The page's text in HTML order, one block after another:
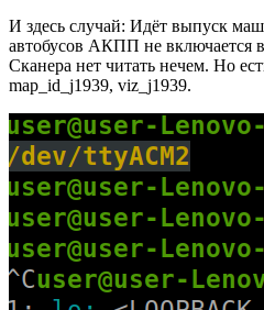
И здесь случай: Идёт выпуск
автобусов АКПП не включается
Сканера нет читать нечем. Но
map_id_j1939, viz_j1939.